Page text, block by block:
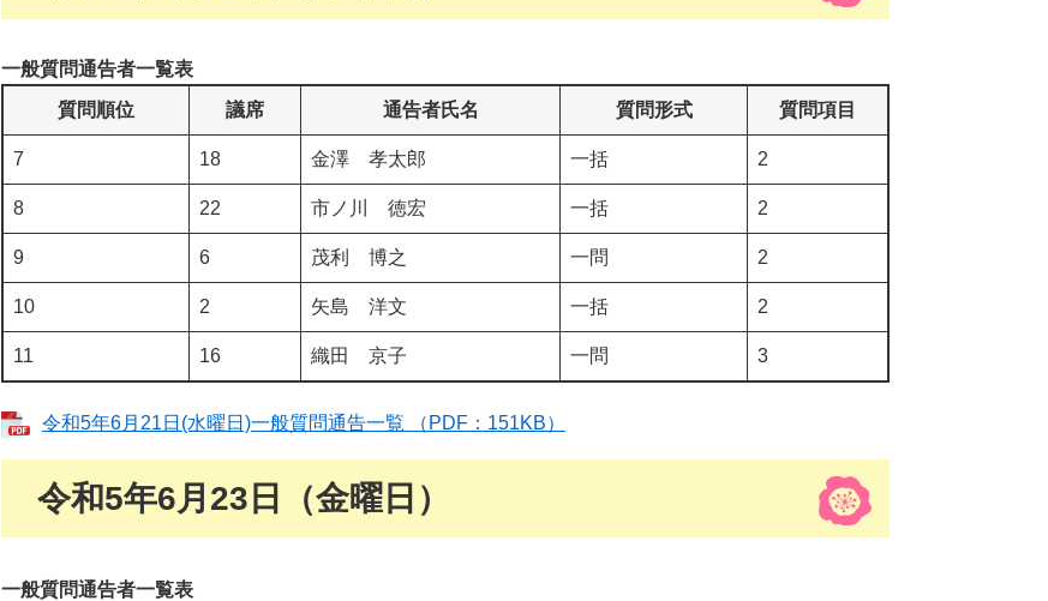
一般質問通告者一覧表
質問順位
議席 通告者氏名 質問形式 質問項目
7 18 金澤 孝太郎 一括 2
8 22 市ノ川 徳宏 一括 2
9 6 茂利 博之 一問 2
10 2 矢島 洋文 一括 2
11 16 織田 京子 一問 3
令和5年6月21日(水曜日)一般質問通告一覧 （PDF：151KB）
令和5年6月23日（金曜日）
一般質問通告者一覧表